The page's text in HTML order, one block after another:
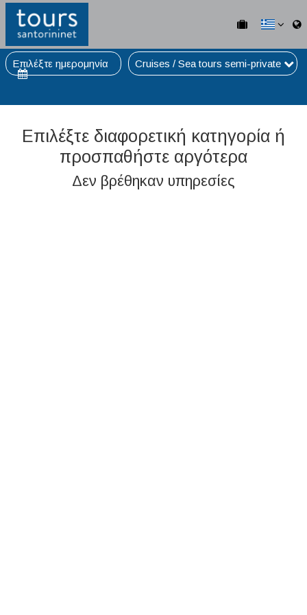
Επιλέξτε ημερομηνία Cruises / Sea tours semi-private
Επιλέξτε διαφορετική κατηγορία ή
προσπαθήστε αργότερα
Δεν βρέθηκαν υπηρεσίες